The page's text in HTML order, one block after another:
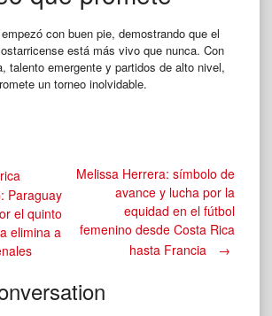
con buen pie, demostrando que el
está más vivo que nunca. Con
talento emergente y partidos de alto nivel,
un torneo inolvidable.
Paraguay
el quinto
elimina a
Melissa Herrera: símbolo de
avance y lucha por la
equidad en el fútbol
femenino desde Costa Rica
hasta Francia
→